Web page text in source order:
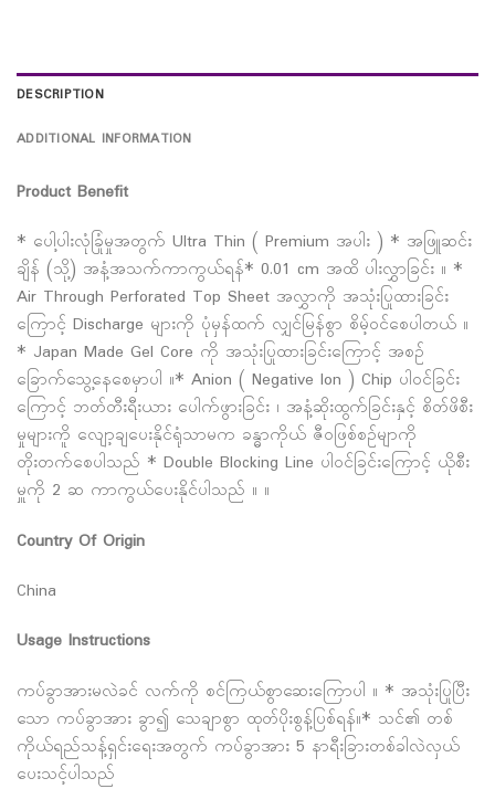
DESCRIPTION
ADDITIONAL INFORMATION
Product Benefit
* ပေါ့ပါးလုံခြုံမှုအတွက် Ultra Thin ( Premium အပါး ) * အဖြူဆင်း
ချိန် (သို့) အနံ့အသက်ကာကွယ်ရန်* 0.01 cm အထိ ပါးလွှာခြင်း ။ *
Air Through Perforated Top Sheet အလွှာကို အသုံးပြုထားခြင်း
ကြောင့် Discharge များကို ပုံမှန်ထက် လျှင်မြန်စွာ စိမ့်ဝင်စေပါတယ် ။
* Japan Made Gel Core ကို အသုံးပြုထားခြင်းကြောင့် အစဥ်
ခြောက်သွေ့နေစေမှာပါ ။* Anion ( Negative Ion ) Chip ပါဝင်ခြင်း
ကြောင့် ဘတ်တီးရီးယား ပေါက်ဖွားခြင်း ၊ အနံ့ဆိုးထွက်ခြင်းနှင့် စိတ်ဖိစီး
မှုများကိူ လျော့ချပေးနိုင်ရုံသာမက ခန္ဓာကိုယ် ဇီဝဖြစ်စဥ်မျာကို
တိုးတက်စေပါသည် * Double Blocking Line ပါဝင်ခြင်းကြောင့် ယိုစီး
မှူကို 2 ဆ ကာကွယ်ပေးနိုင်ပါသည် ။ ။
Country Of Origin
China
Usage Instructions
ကပ်ခွာအားမလဲခင် လက်ကို စင်ကြယ်စွာဆေးကြောပါ ။ * အသုံးပြုပြီး
သော ကပ်ခွာအား ခွာ၍ သေချာစွာ ထုတ်ပိုးစွန့်ပြစ်ရန်။* သင်၏ တစ်
ကိုယ်ရည်သန့်ရှင်းရေးအတွက် ကပ်ခွာအား 5 နာရီးခြားတစ်ခါလဲလှယ်
ပေးသင့်ပါသည်